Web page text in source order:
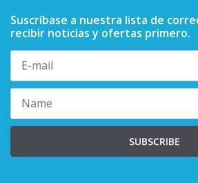
Suscríbase a nuestra lista de
recibir noticias y ofertas primero.
SUBSCRIBE